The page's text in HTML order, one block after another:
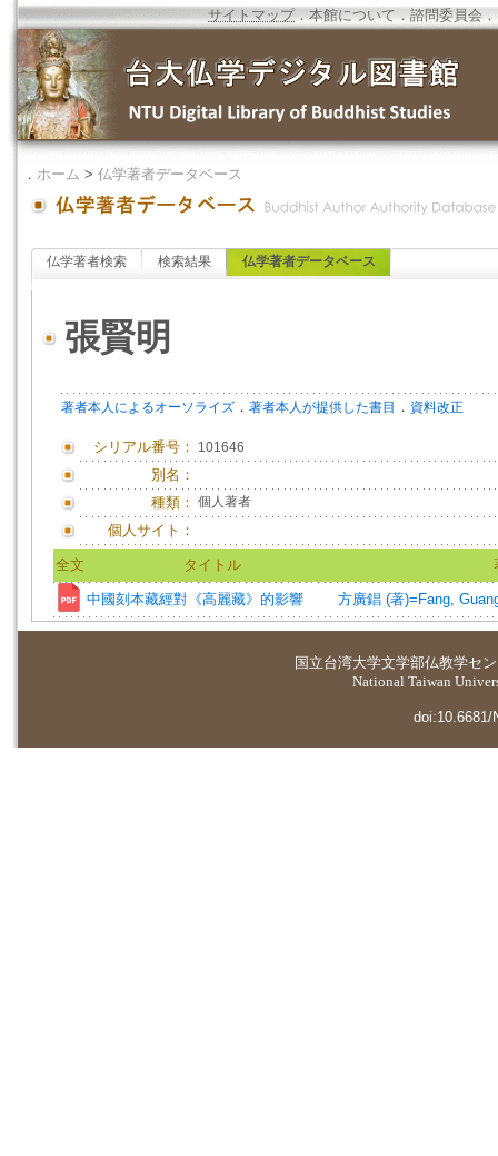
サイトマップ．本館について ．諮問委員会 ．
． ホーム > 仏学著者データベース
仏学著者検索 検索結果 仏学著者データベース
張賢明
著者本人によるオーソライズ ． 著者本人が提供した書目 ． 資料改正
シリアル番号： 101646
別名：
種類： 個人著者
個人サイト：
全文 タイトル
中國刻本藏經對《高麗藏》的影響 方廣錩 (著)=Fang,
国立台湾大学文学部仏教学セ
National Taiwan
doi:10.6681/